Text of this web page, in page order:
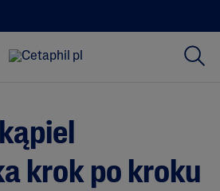
krok po kroku